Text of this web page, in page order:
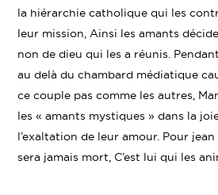
la hiérarchie catholique qui les
leur mission, Ainsi les amants
non de dieu qui les a réunis.
au delà du chambard médiatique
ce couple pas comme les autres,
les « amants mystiques » dans la
l’exaltation de leur amour. Pour
sera jamais mort, C’est lui qui les